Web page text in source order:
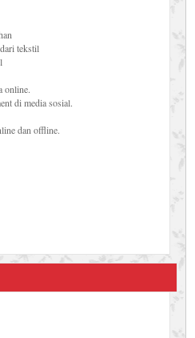
tekstil
online.
di media sosial.
dan offline.